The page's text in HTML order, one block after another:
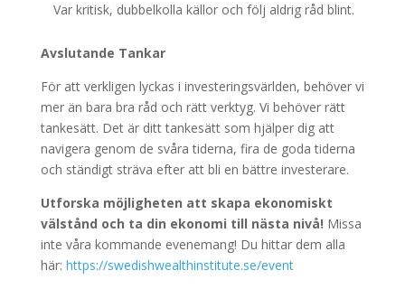
Var kritisk, dubbelkolla källor och följ aldrig råd blint.
Avslutande Tankar
För att verkligen lyckas i investeringsvärlden, behöver vi
mer än bara bra råd och rätt verktyg. Vi behöver rätt
tankesätt. Det är ditt tankesätt som hjälper dig att
navigera genom de svåra tiderna, fira de goda tiderna
och ständigt sträva efter att bli en bättre investerare.
Utforska möjligheten att skapa ekonomiskt
välstånd och ta din ekonomi till nästa nivå! Missa
inte våra kommande evenemang! Du hittar dem alla
här: https://swedishwealthinstitute.se/event